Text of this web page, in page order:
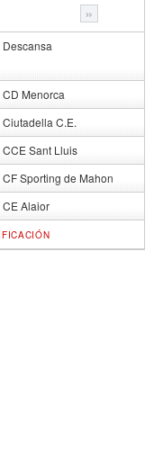
»
Descansa
CD Menorca
Ciutadella C.E.
CCE Sant Lluis
CF Sporting de Mahon
CE Alaior